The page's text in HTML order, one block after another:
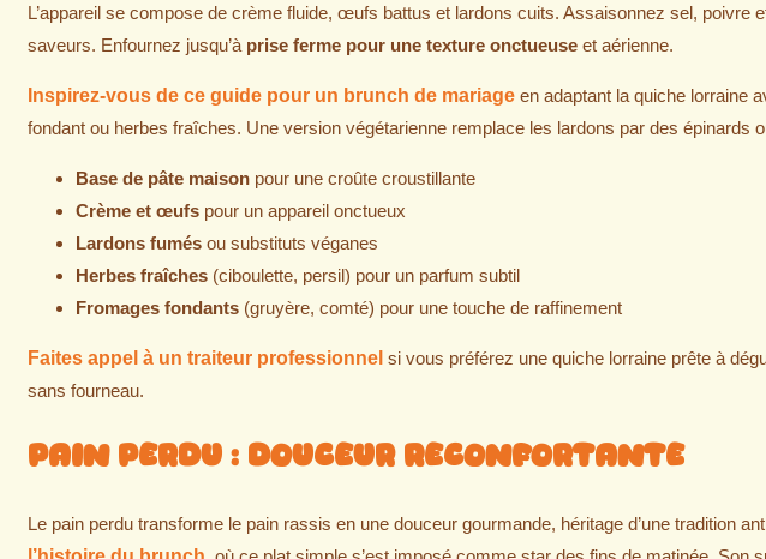
L’appareil se compose de crème fluide, œufs battus et lardons cuits. Assaisonnez sel, poivre
saveurs. Enfournez jusqu’à prise ferme pour une texture onctueuse et aérienne.
Inspirez-vous de ce guide pour un brunch de mariage en adaptant la quiche lorraine
fondant ou herbes fraîches. Une version végétarienne remplace les lardons par des épinards
Base de pâte maison pour une croûte croustillante
Crème et œufs pour un appareil onctueux
Lardons fumés ou substituts véganes
Herbes fraîches (ciboulette, persil) pour un parfum subtil
Fromages fondants (gruyère, comté) pour une touche de raffinement
Faites appel à un traiteur professionnel si vous préférez une quiche lorraine prête à
sans fourneau.
Pain Perdu : Douceur Reconfortante
Le pain perdu transforme le pain rassis en une douceur gourmande, héritage d’une tradition